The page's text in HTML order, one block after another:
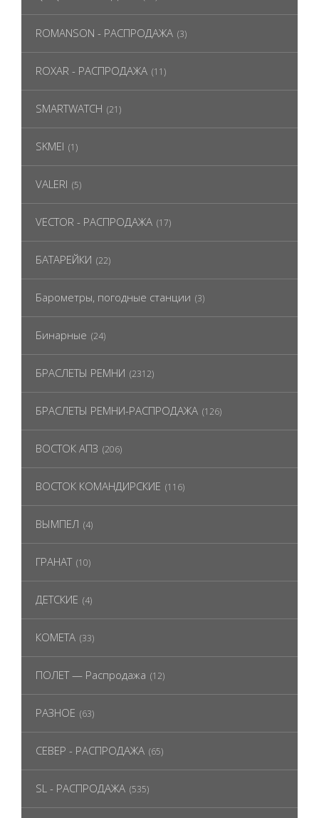
ROMANSON - РАСПРОДАЖА (3)
ROXAR - РАСПРОДАЖА (11)
SMARTWATCH (21)
SKMEI (1)
VALERI (5)
VECTOR - РАСПРОДАЖА (17)
БАТАРЕЙКИ (22)
Барометры, погодные станции (3)
Бинарные (24)
БРАСЛЕТЫ РЕМНИ (2312)
БРАСЛЕТЫ РЕМНИ-РАСПРОДАЖА (126)
ВОСТОК АПЗ (206)
ВОСТОК КОМАНДИРСКИЕ (116)
ВЫМПЕЛ (4)
ГРАНАТ (10)
ДЕТСКИЕ (4)
КОМЕТА (33)
ПОЛЕТ — Распродажа (12)
РАЗНОЕ (63)
СЕВЕР - РАСПРОДАЖА (65)
SL - РАСПРОДАЖА (535)